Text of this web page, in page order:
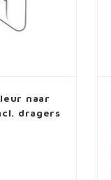
naar
dragers